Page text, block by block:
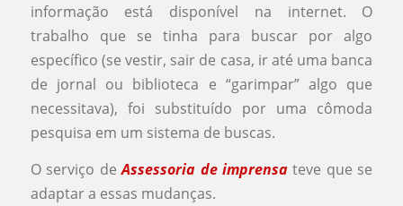
informação está disponível na internet. O
trabalho que se tinha para buscar por algo
específico (se vestir, sair de casa, ir até uma banca
de jornal ou biblioteca e “garimpar” algo que
necessitava), foi substituído por uma cômoda
pesquisa em um sistema de buscas.
O serviço deAssessoria de imprensateve que se
adaptar a essas mudanças.